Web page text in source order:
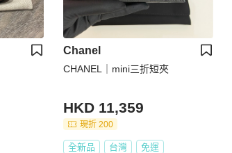
Chanel
CHANEL｜mini三折短夾
HKD 11,359
現折 200
全新品 台灣 免運